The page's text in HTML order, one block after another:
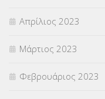
Απρίλιος 2023
Μάρτιος 2023
Φεβρουάριος 2023